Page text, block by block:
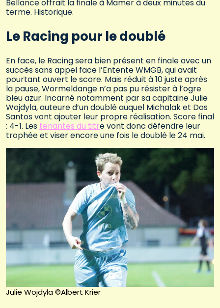
Bellance offrait la finale à Mamer à deux minutes du
terme. Historique.
Le Racing pour le doublé
En face, le Racing sera bien présent en finale avec un
succès sans appel face l’Entente WMGB, qui avait
pourtant ouvert le score. Mais réduit à 10 juste après
la pause, Wormeldange n’a pas pu résister à l’ogre
bleu azur. Incarné notamment par sa capitaine Julie
Wojdyla, auteure d’un doublé auquel Michalak et Dos
Santos vont ajouter leur propre réalisation. Score final
: 4-1. Les tenantes du titre vont donc défendre leur
trophée et viser encore une fois le doublé le 24 mai.
Julie Wojdyla ©Albert Krier